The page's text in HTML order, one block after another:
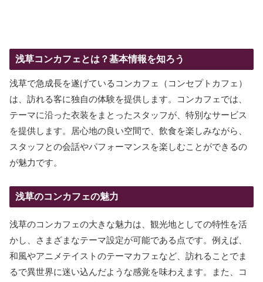
浅草コンカフェとは？基本情報を知ろう
浅草で急成長を遂げているコンカフェ（コンセプトカフェ）
は、訪れる客に独自の体験を提供します。コンカフェでは、
テーマに沿った衣装をまとったスタッフが、特別なサービス
を提供します。居心地の良い空間で、飲食を楽しみながら、
スタッフとの会話やパフォーマンスを楽しむことができるの
が魅力です。
浅草のコンカフェの魅力
浅草のコンカフェの大きな魅力は、観光地としての特性を活
かし、さまざまなテーマ設定が可能である点です。例えば、
和風やアニメテイストのテーマカフェなど、訪れることでま
るで異世界に迷い込んだような感覚を味わえます。また、コ